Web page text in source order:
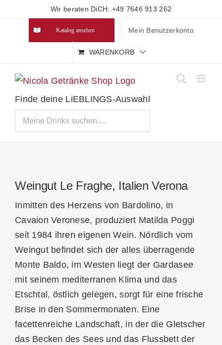
Wir beraten DiCH: +49 7646 913 262
Katalog ansehen Mein Benutzerkonto
WARENKORB
Finde deine LiEBLINGS-Auswahl
Weingut Le Fraghe, Italien Verona
Inmitten des Herzens von Bardolino, in
Cavaion Veronese, produziert Matilda Poggi
seit 1984 ihren eigenen Wein. Nördlich vom
Weingut befindet sich der alles überragende
Monte Baldo, im Westen liegt der Gardasee
mit seinem mediterranen Klima und das
Etschtal, östlich gelegen, sorgt für eine frische
Brise in den Sommermonaten. Eine
facettenreiche Landschaft, in der die Gletscher
das Becken des Sees und das Flussbett der